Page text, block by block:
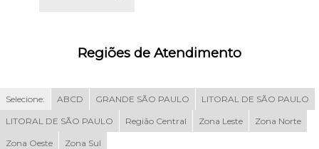
Regiões de Atendimento
Selecione: ABCD GRANDE SÃO PAULO LITORAL DE SÃO PAULO
LITORAL DE SÃO PAULO Região Central Zona Leste Zona Norte
Zona Oeste Zona Sul